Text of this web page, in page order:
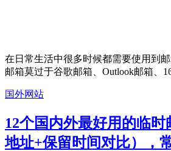
在日常生活中很多时候都需要使用到
邮箱莫过于谷歌邮箱、Outlook邮箱、
国外网站
12个国内外最好用的临
地址+保留时间对比），